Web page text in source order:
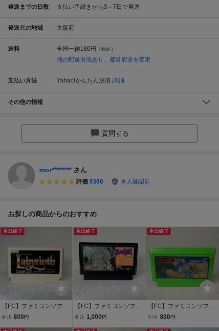
発送までの日数 支払い手続きから3～7日で発送
発送元の地域 大阪府
送料 全国一律180円 （税込）
他の配送方法あり、都道府県を変更
支払い方法 Yahoo!かんたん決済 詳細
その他の情報
質問する
mor******** さん
評価 9300 本人確認前
お探しの商品からのおすすめ
本日終了
【FC】ファミコンソフト/
ラビリンス 魔王の迷宮
即決 800 円
本日終了
【FC】ファミコンソフト/
太陽の神殿 クリーニ
即決 1,000 円
本日終了
【FC】ファミコンソフト/
バイオ戦士DAN【ソフ
即決 800 円